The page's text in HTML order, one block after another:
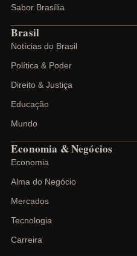
Sabor Brasília
Brasil
Notícias do Brasil
Política & Poder
Direito & Justiça
Educação
Mundo
Economia & Negócios
Economia
Alma do Negócio
Mercados
Tecnologia
Carreira